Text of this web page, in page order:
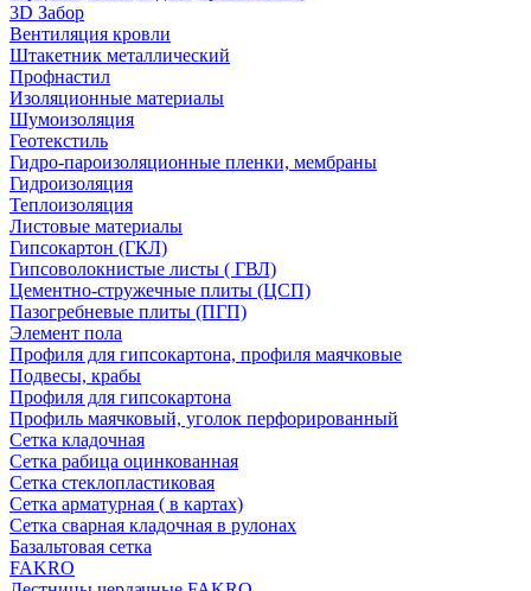
3D Забор
Вентиляция кровли
Штакетник металлический
Профнастил
Изоляционные материалы
Шумоизоляция
Геотекстиль
Гидро-пароизоляционные пленки, мембраны
Гидроизоляция
Теплоизоляция
Листовые материалы
Гипсокартон (ГКЛ)
Гипсоволокнистые листы ( ГВЛ)
Цементно-стружечные плиты (ЦСП)
Пазогребневые плиты (ПГП)
Элемент пола
Профиля для гипсокартона, профиля маячковые
Подвесы, крабы
Профиля для гипсокартона
Профиль маячковый, уголок перфорированный
Сетка кладочная
Сетка рабица оцинкованная
Сетка стеклопластиковая
Сетка арматурная ( в картах)
Сетка сварная кладочная в рулонах
Базальтовая сетка
FAKRO